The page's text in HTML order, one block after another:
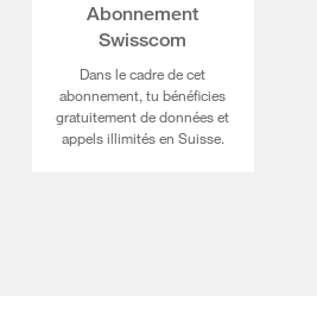
Abonnement
Swisscom
Dans le cadre de cet
abonnement, tu bénéficies
gratuitement de données et
appels illimités en Suisse.